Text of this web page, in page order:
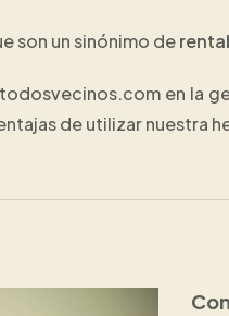
son un sinónimo de
en la
de utilizar nuestra